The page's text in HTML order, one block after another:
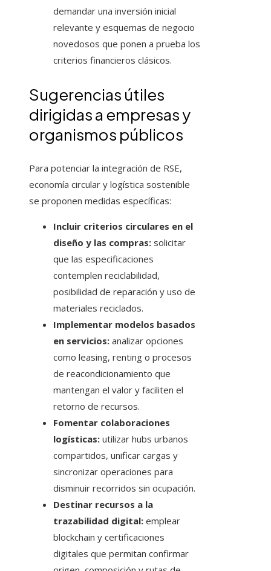
demandar una inversión inicial
relevante y esquemas de negocio
novedosos que ponen a prueba los
criterios financieros clásicos.
Sugerencias útiles
dirigidas a empresas y
organismos públicos
Para potenciar la integración de RSE,
economía circular y logística sostenible
se proponen medidas específicas:
Incluir criterios circulares en el
diseño y las compras: solicitar
que las especificaciones
contemplen reciclabilidad,
posibilidad de reparación y uso de
materiales reciclados.
Implementar modelos basados
en servicios: analizar opciones
como leasing, renting o procesos
de reacondicionamiento que
mantengan el valor y faciliten el
retorno de recursos.
Fomentar colaboraciones
logísticas: utilizar hubs urbanos
compartidos, unificar cargas y
sincronizar operaciones para
disminuir recorridos sin ocupación.
Destinar recursos a la
trazabilidad digital: emplear
blockchain y certificaciones
digitales que permitan confirmar